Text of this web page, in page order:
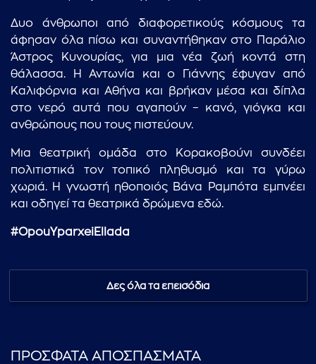
...πληκτρολογήστε κείμενο προς αναζήτηση
Δυο άνθρωποι από διαφορετικούς κόσμους τα
άφησαν όλα πίσω και συναντήθηκαν στο Παράλιο
Άστρος Κυνουρίας, για μια νέα ζωή κοντά στη
θάλασσα. Η Αντωνία και ο Γιάννης έφυγαν από
Καλιφόρνια και Αθήνα και βρήκαν μέσα και δίπλα
στο νερό αυτά που αγαπούν – κανό, γιόγκα και
ανθρώπους που τους πιστεύουν.
Μια θεατρική ομάδα στο Κορακοβούνι συνδέει
πολιτιστικά τον τοπικό πληθυσμό και τα γύρω
χωριά. Η γνωστή ηθοποιός Βάνα Ραμπότα εμπνέει
και οδηγεί τα θεατρικά δρώμενα εδώ.
#OpouYparxeiEllada
Δες όλα τα επεισόδια
ΠΡΟΣΦΑΤΑ ΑΠΟΣΠΑΣΜΑΤΑ